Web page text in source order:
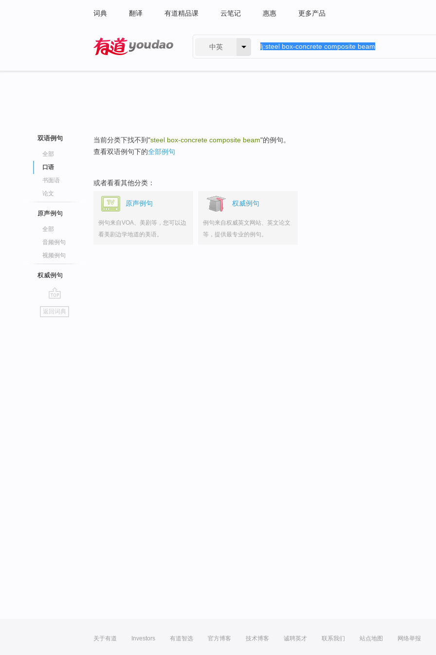
词典 翻译 有道精品课 云笔记 惠惠 更多产品
中英
双语例句
全部
口语
书面语
论文
原声例句
全部
音频例句
视频例句
权威例句
go
top
返回词典
当前分类下找不到"steel box-concrete composite beam"的例句。
查看双语例句下的全部例句
或者看看其他分类：
原声例句
例句来自VOA、美剧等，您可以边
看美剧边学地道的美语。
权威例句
例句来自权威英文网站、英文论文
等，提供最专业的例句。
关于有道 Investors 有道智选 官方博客 技术博客 诚聘英才 联系我们 站点地图 网络举报